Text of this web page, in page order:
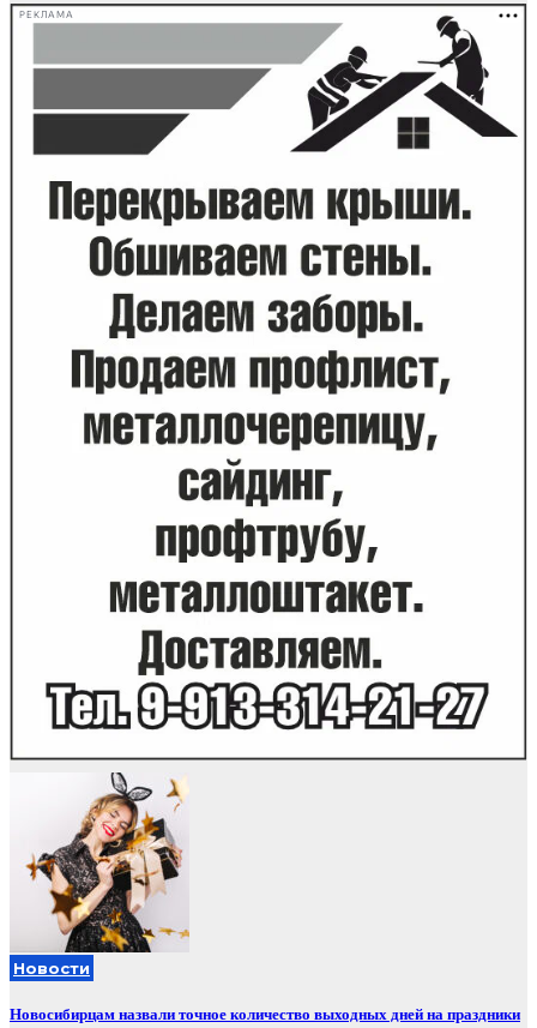
РЕКЛАМА
Новости
Новосибирцам назвали точное количество выходных дней на праздники